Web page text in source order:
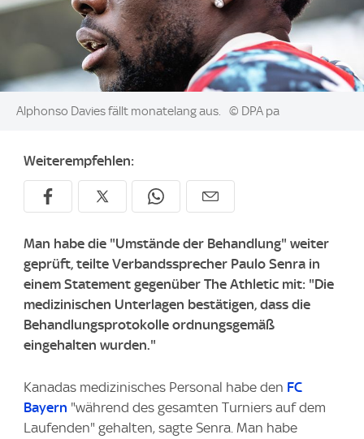
Image:
Alphonso Davies fällt monatelang aus. © DPA pa
Weiterempfehlen:
Man habe die "Umstände der Behandlung" weiter
geprüft, teilte Verbandssprecher Paulo Senra in
einem Statement gegenüber The Athletic mit: "Die
medizinischen Unterlagen bestätigen, dass die
Behandlungsprotokolle ordnungsgemäß
eingehalten wurden."
Kanadas medizinisches Personal habe den FC
Bayern "während des gesamten Turniers auf dem
Laufenden" gehalten, sagte Senra. Man habe